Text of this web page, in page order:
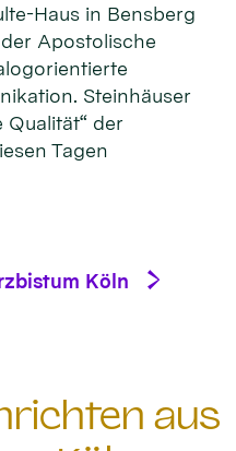
Haus in Bensberg
Apostolische
Steinhäuser
Qualität“ der
Tagen
Köln
aus